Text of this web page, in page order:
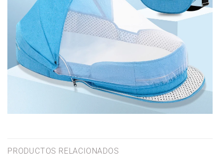
PRODUCTOS RELACIONADOS